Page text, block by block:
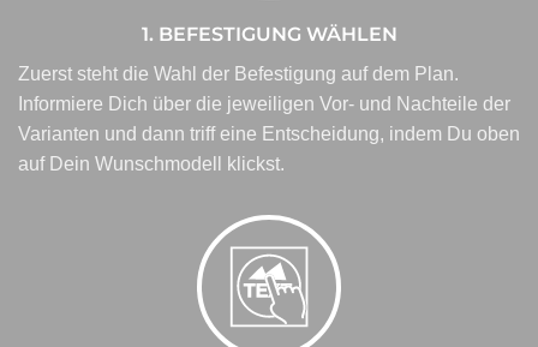
1. BEFESTIGUNG WÄHLEN
Zuerst steht die Wahl der Befestigung auf dem Plan.
Informiere Dich über die jeweiligen Vor- und Nachteile der
Varianten und dann triff eine Entscheidung, indem Du oben
auf Dein Wunschmodell klickst.